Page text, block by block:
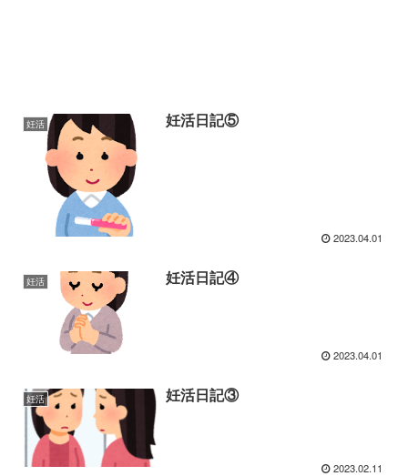
妊活 妊活日記⑤
2023.04.01
妊活 妊活日記④
2023.04.01
妊活 妊活日記③
2023.02.11